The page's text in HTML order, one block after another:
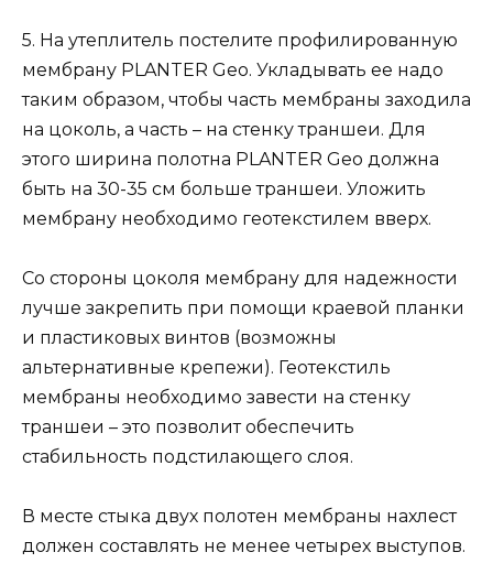
5. На утеплитель постелите профилированную
мембрану PLANTER Geo. Укладывать ее надо
таким образом, чтобы часть мембраны заходила
на цоколь, а часть – на стенку траншеи. Для
этого ширина полотна PLANTER Geo должна
быть на 30-35 см больше траншеи. Уложить
мембрану необходимо геотекстилем вверх.
Со стороны цоколя мембрану для надежности
лучше закрепить при помощи краевой планки
и пластиковых винтов (возможны
альтернативные крепежи). Геотекстиль
мембраны необходимо завести на стенку
траншеи – это позволит обеспечить
стабильность подстилающего слоя.
В месте стыка двух полотен мембраны нахлест
должен составлять не менее четырех выступов.